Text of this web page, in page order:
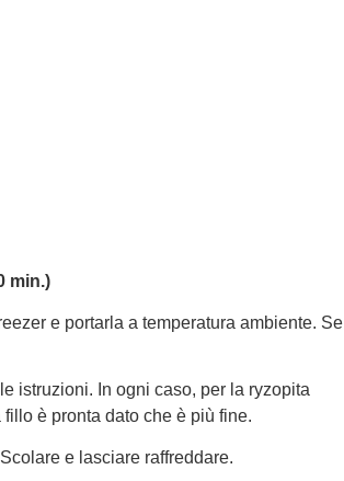
min.)
e portarla a temperatura ambiente. Se
istruzioni. In ogni caso, per la ryzopita
è pronta dato che è più fine.
e lasciare raffreddare.